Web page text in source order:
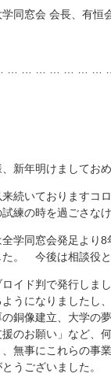
学同窓会 会長、有恒
新年明けましてお
続いておりますコ
練の時を過ごさな
学同窓会発足より8
。 今後は相談役と
イド判で発行しま
ようになりましたし
の銅像建立、大学の
のお願い」など、
無事にこれらの事
うございました。